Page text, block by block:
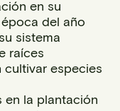
en su
del año
sistema
raíces
cultivar especies
en la plantación